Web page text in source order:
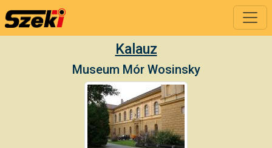
Kalauz
Museum Mór Wosinsky